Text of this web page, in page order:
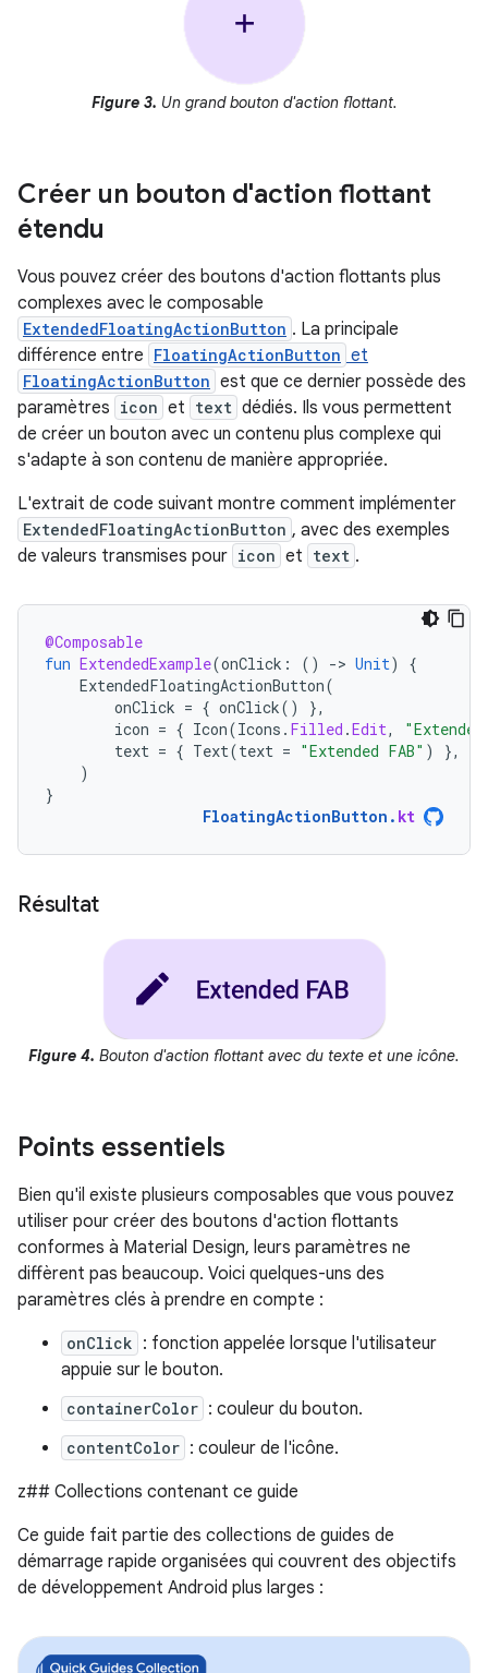
Figure 3. Un grand bouton d'action flottant.
Créer un bouton d'action flottant
étendu
Vous pouvez créer des boutons d'action flottants plus
complexes avec le composable
ExtendedFloatingActionButton . La principale
différence entre FloatingActionButton et
FloatingActionButton est que ce dernier possède des
paramètres icon et text dédiés. Ils vous permettent
de créer un bouton avec un contenu plus complexe qui
s'adapte à son contenu de manière appropriée.
L'extrait de code suivant montre comment implémenter
ExtendedFloatingActionButton , avec des exemples
de valeurs transmises pour icon et text .
@Composable
fun ExtendedExample(onClick : () -> Unit)
{
ExtendedFloatingActionButton(
onClick = { onClick()
},
icon = { Icon(Icons . Filled .Edit,
text = { Text(text = "Extended FAB" )
},
)
}
FloatingActionButton . kt
Résultat
Figure 4. Bouton d'action flottant avec du texte et une icône.
Points essentiels
Bien qu'il existe plusieurs composables que vous pouvez
utiliser pour créer des boutons d'action flottants
conformes à Material Design, leurs paramètres ne
diffèrent pas beaucoup. Voici quelques-uns des
paramètres clés à prendre en compte :
onClick : fonction appelée lorsque l'utilisateur
appuie sur le bouton.
containerColor : couleur du bouton.
contentColor : couleur de l'icône.
z## Collections contenant ce guide
Ce guide fait partie des collections de guides de
démarrage rapide organisées qui couvrent des objectifs
de développement Android plus larges :